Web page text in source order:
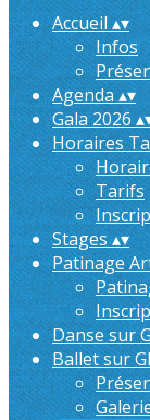
Accueil▴▾
Infos
Agenda▴▾
Gala 2026▴
Horaires
Tarifs
Stages▴▾
Patinage
Danse sur
Ballet sur